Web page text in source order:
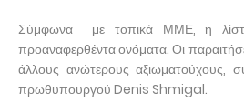
Σύμφωνα με τοπικά ΜΜΕ, η λίστα
προαναφερθέντα ονόματα. Οι
άλλους ανώτερους αξιωματούχους,
πρωθυπουργού Denis Shmigal.